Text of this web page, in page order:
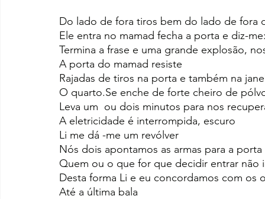
Do lado de fora tiros bem do lado de fora
Ele entra no mamad fecha a porta e diz-
Termina a frase e uma grande explosão,
A porta do mamad resiste
Rajadas de tiros na porta e também na
O quarto.Se enche de forte cheiro de
Leva um  ou dois minutos para nos
A eletricidade é interrompida, escuro
Li me dá -me um revólver
Nós dois apontamos as armas para a porta
Quem ou o que for que decidir entrar não
Desta forma Li e eu concordamos com os
Até a última bala